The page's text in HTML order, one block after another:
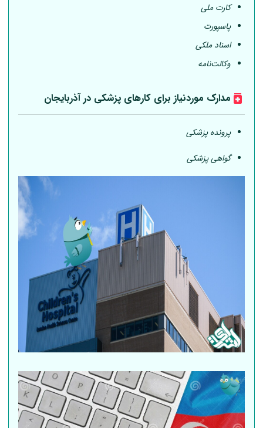
کارت ملی
پاسپورت
اسناد ملکی
وکالت‌نامه
مدارک موردنیاز برای کارهای پزشکی در آذربایجان
پرونده پزشکی
گواهی پزشکی